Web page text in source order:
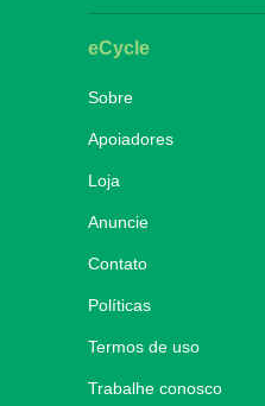
eCycle
Sobre
Apoiadores
Loja
Anuncie
Contato
Políticas
Termos de uso
Trabalhe conosco